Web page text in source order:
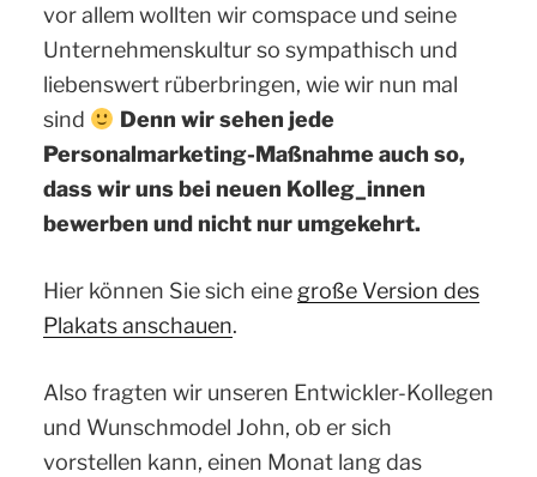
vor allem wollten wir comspace und seine
Unternehmenskultur so sympathisch und
liebenswert rüberbringen, wie wir nun mal
sind
Denn wir sehen jede
Personalmarketing-Maßnahme auch so,
dass wir uns bei neuen Kolleg_innen
bewerben und nicht nur umgekehrt.
Hier können Sie sich eine große Version des
Plakats anschauen.
Also fragten wir unseren Entwickler-Kollegen
und Wunschmodel John, ob er sich
vorstellen kann, einen Monat lang das